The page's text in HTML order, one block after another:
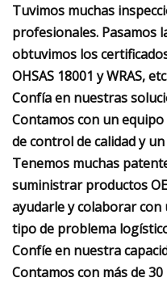
Tuvimos muchas
profesionales. Pasamos
obtuvimos los
OHSAS 18001 y WRAS,
Confía en nuestras
Contamos con un
de control de calidad y
Tenemos muchas
suministrar productos
ayudarle y colaborar
tipo de problema
Confíe en nuestra
Contamos con más de